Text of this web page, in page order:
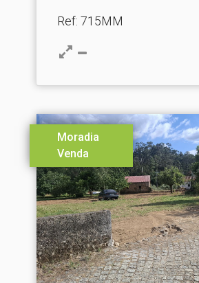
Ref: 715MM
Moradia
Venda